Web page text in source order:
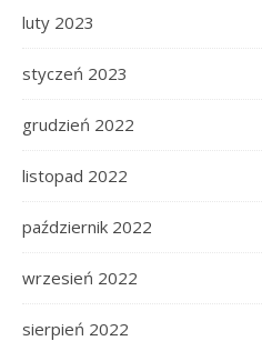
luty 2023
styczeń 2023
grudzień 2022
listopad 2022
październik 2022
wrzesień 2022
sierpień 2022